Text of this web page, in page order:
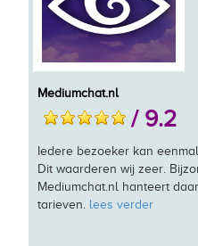
Mediumchat.nl
/ 9.2
Iedere bezoeker kan
Dit waarderen wij zeer.
Mediumchat.nl hanteert
tarieven. lees verder